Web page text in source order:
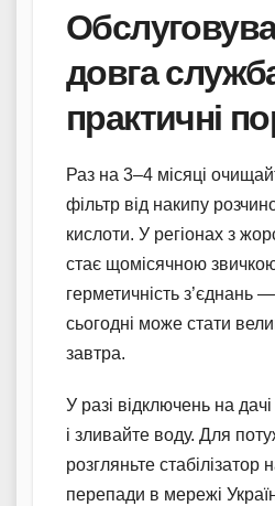
довга
практичні
Раз на 3–4 місяці
фільтр від накипу
кислоти. У регіонах з
стає щомісячною
герметичність з’єднань
сьогодні може стати
завтра.
У разі відключень на
і зливайте воду. Для
розгляньте стабілізатор
перепади в мережі